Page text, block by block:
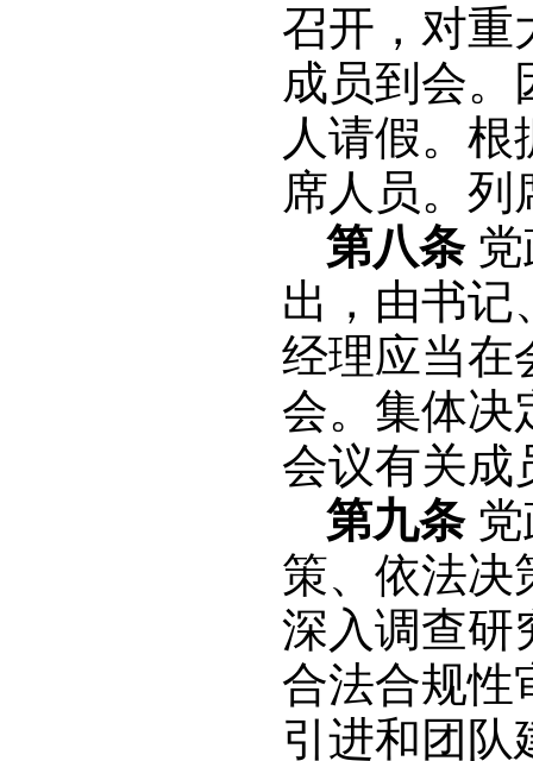
召开，对重
成员到会。
人请假。
席人员。列
第八条党
出，由书记
经理应当在
会。集体决
会议有关成
第九条党
策、依法决
深入调查研
合法合规性
引进和团队